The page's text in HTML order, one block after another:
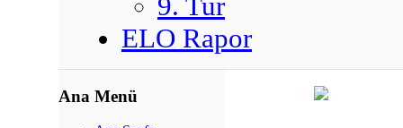
ELO Rapor
Ana Menü